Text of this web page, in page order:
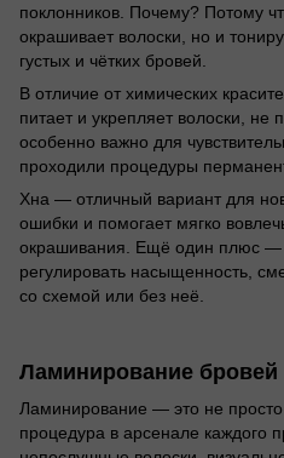
поклонников. Почему? Потому
окрашивает волоски, но и
густых и чётких бровей.
В отличие от химических
питает и укрепляет волоски, не
особенно важно для
проходили процедуры
Хна — отличный вариант для
ошибки и помогает мягко
окрашивания. Ещё один плюс —
регулировать насыщенность,
со схемой или без неё.
Ламинирование бровей
Ламинирование — это не
процедура в арсенале каждого